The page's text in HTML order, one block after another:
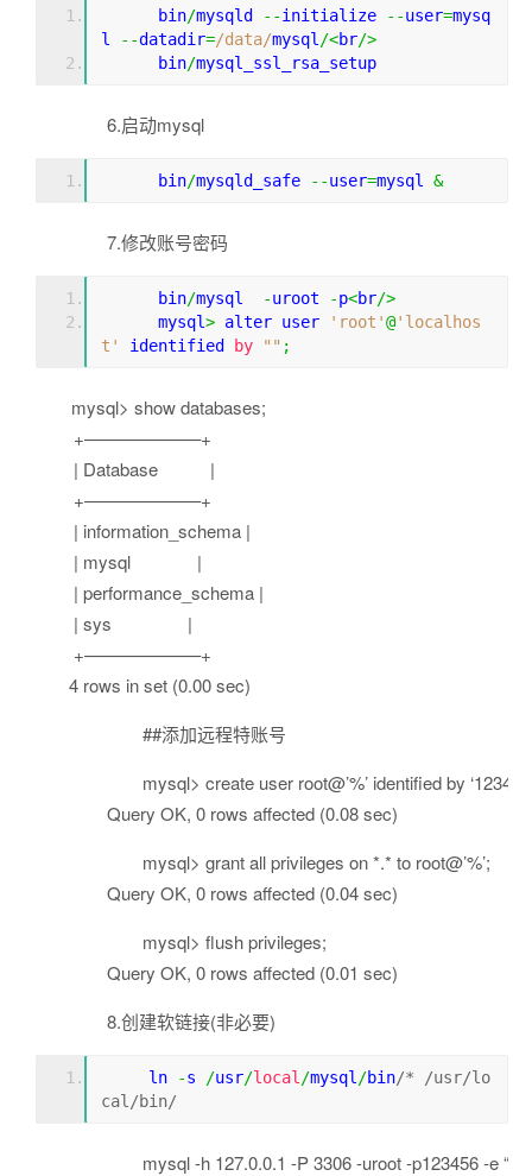
      bin
/mysqld --initialize --user=mysq
l
--datadir=/data/mysql /<br/>
      bin
/mysql_ssl_rsa_setup
6.启动mysql
      bin
/mysqld_safe --user=mysql &
7.修改账号密码
      bin
/mysql -uroot -p<br/>
      mysql
> alter user 'root'@'localhos
t'
identified by "" ;
mysql> show databases;
+——————–+
| Database |
+——————–+
| information_schema |
| mysql |
| performance_schema |
| sys |
+——————–+
4 rows in set (0.00 sec)
##添加远程特账号
mysql> create user root@’%’ identified by
Query OK, 0 rows affected (0.08 sec)
mysql> grant all privileges on *.* to root@’%’;
Query OK, 0 rows affected (0.04 sec)
mysql> flush privileges;
Query OK, 0 rows affected (0.01 sec)
8.创建软链接(非必要)
     ln
-s /usr/local /mysql /bin/* /usr/lo
cal/bin/
mysql -h 127.0.0.1 -P 3306 -uroot -p123456 -e